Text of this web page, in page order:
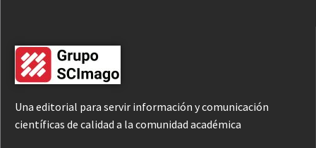
Una editorial para servir información y comunicación
científicas de calidad a la comunidad académica